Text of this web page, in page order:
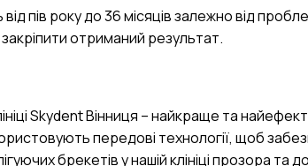
пів року до 36 місяців залежно від
отриманий результат.
Skydent Вінниця – найкраще та
передові технології, щоб
брекетів у нашій клініці прозора та